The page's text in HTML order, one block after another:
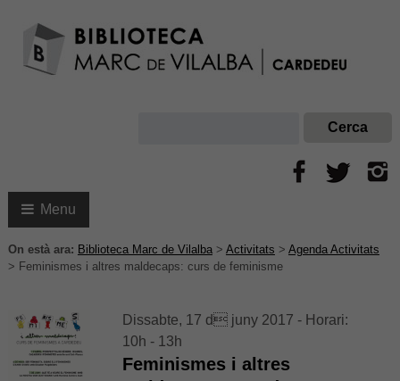
Menu
On està ara: Biblioteca Marc de Vilalba> Activitats > Agenda Activitats
> Feminismes i altres maldecaps: curs de feminisme
Dissabte, 17 d juny 2017 - Horari:
10h - 13h
Feminismes i altres